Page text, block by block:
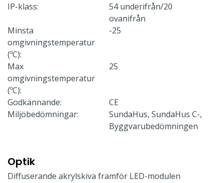
IP-klass:
54 underifrån/20
ovanifrån
Minsta
omgivningstemperatur
(ºC):
-25
Max
omgivningstemperatur
(ºC):
25
Godkännande:
CE
Miljöbedömningar:
SundaHus, SundaHus C-,
Byggvarubedömningen
Optik
Diffuserande akrylskiva framför LED-modulen